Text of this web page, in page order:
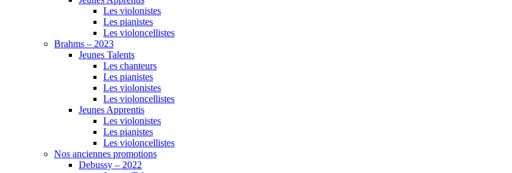
Les violonistes
Les pianistes
Les violoncellistes
Brahms – 2023
Jeunes Talents
Les chanteurs
Les pianistes
Les violonistes
Les violoncellistes
Jeunes Apprentis
Les violonistes
Les pianistes
Les violoncellistes
Nos anciennes promotions
Debussy – 2022